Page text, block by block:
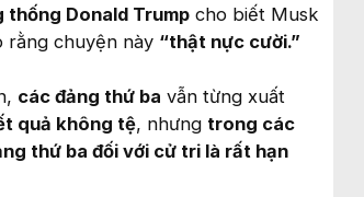
thống Donald Trump cho biết Musk
rằng chuyện này “thật nực cười.”
các đảng thứ ba vẫn từng xuất
quả không tệ, nhưng trong các
thứ ba đối với cử tri là rất hạn